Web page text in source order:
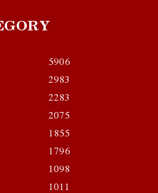
5906
2983
2283
2075
1855
1796
1098
1011